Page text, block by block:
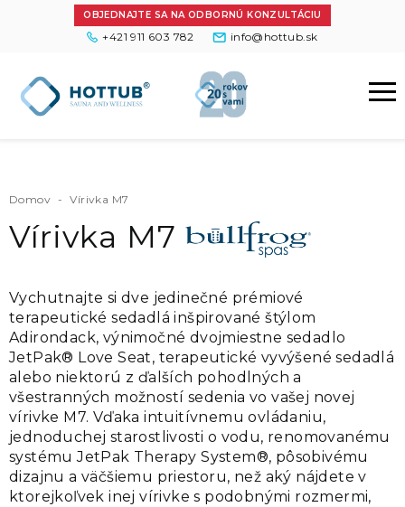
OBJEDNAJTE SA NA ODBORNÚ KONZULTÁCIU
+421 911 603 782 info@hottub.sk
Domov - Vírivka M7
Vírivka M7
Vychutnajte si dve jedinečné prémiové
terapeutické sedadlá inšpirované štýlom
Adirondack, výnimočné dvojmiestne sedadlo
JetPak® Love Seat, terapeutické vyvýšené sedadlá
alebo niektorú z ďalších pohodlných a
všestranných možností sedenia vo vašej novej
vírivke M7. Vďaka intuitívnemu ovládaniu,
jednoduchej starostlivosti o vodu, renomovanému
systému JetPak Therapy System®, pôsobivému
dizajnu a väčšiemu priestoru, než aký nájdete v
ktorejkoľvek inej vírivke s podobnými rozmermi,